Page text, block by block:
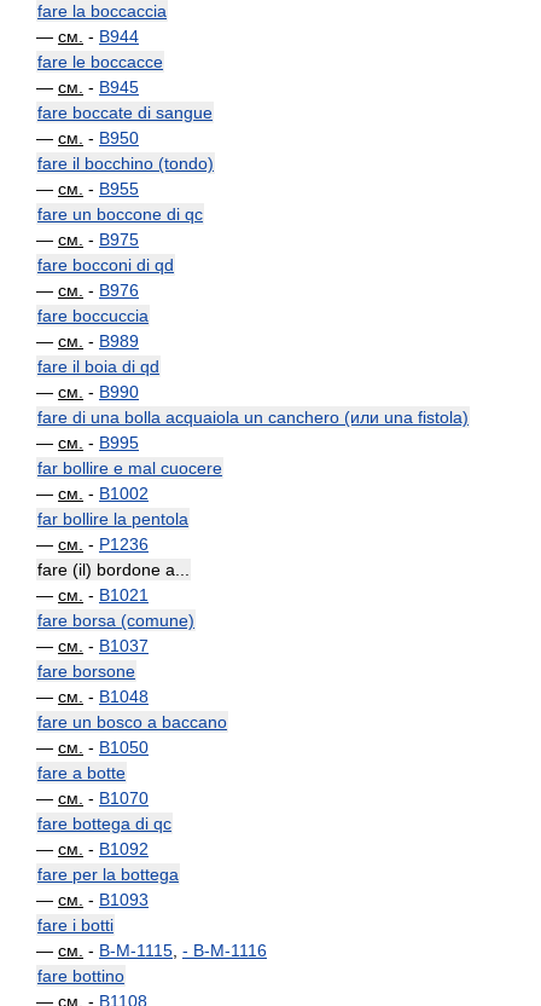
fare la boccaccia
— см. - B944
fare le boccacce
— см. - B945
fare boccate di sangue
— см. - B950
fare il bocchino (tondo)
— см. - B955
fare un boccone di qc
— см. - B975
fare bocconi di qd
— см. - B976
fare boccuccia
— см. - B989
fare il boia di qd
— см. - B990
fare di una bolla acquaiola un canchero (или una fistola)
— см. - B995
far bollire e mal cuocere
— см. - B1002
far bollire la pentola
— см. - P1236
fare (il) bordone a...
— см. - B1021
fare borsa (comune)
— см. - B1037
fare borsone
— см. - B1048
fare un bosco a baccano
— см. - B1050
fare a botte
— см. - B1070
fare bottega di qc
— см. - B1092
fare per la bottega
— см. - B1093
fare i botti
— см. - B-M-1115 - B-M-1116
fare bottino
— см. - B1108